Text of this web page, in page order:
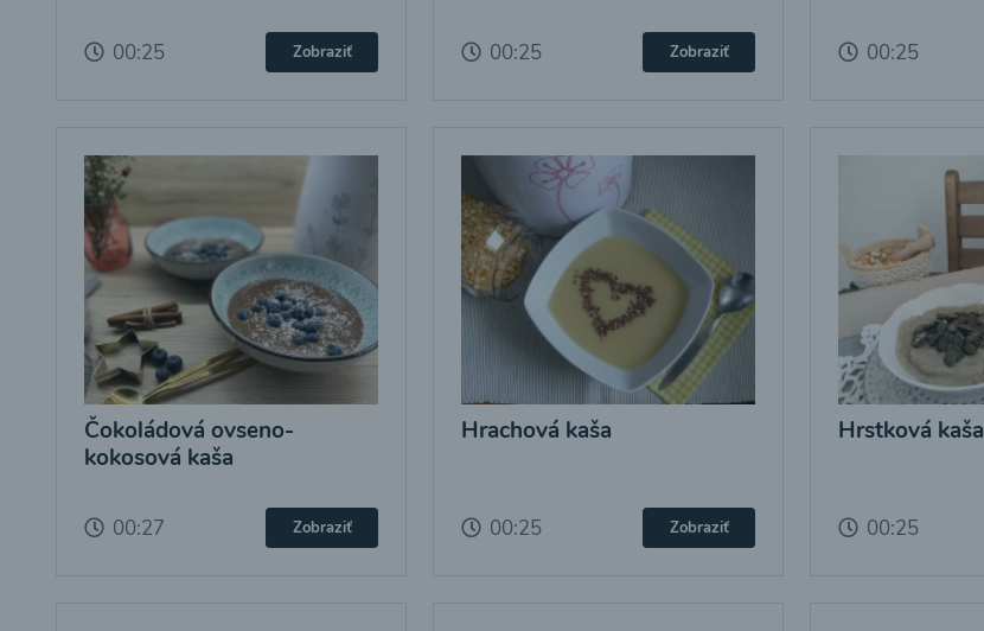
00:25 Zobraziť 00:25 Zobraziť 00:25
Čokoládová ovseno-
kokosová kaša
00:27 Zobraziť
Hrachová kaša
00:25 Zobraziť
Hrstková kaša
00:25